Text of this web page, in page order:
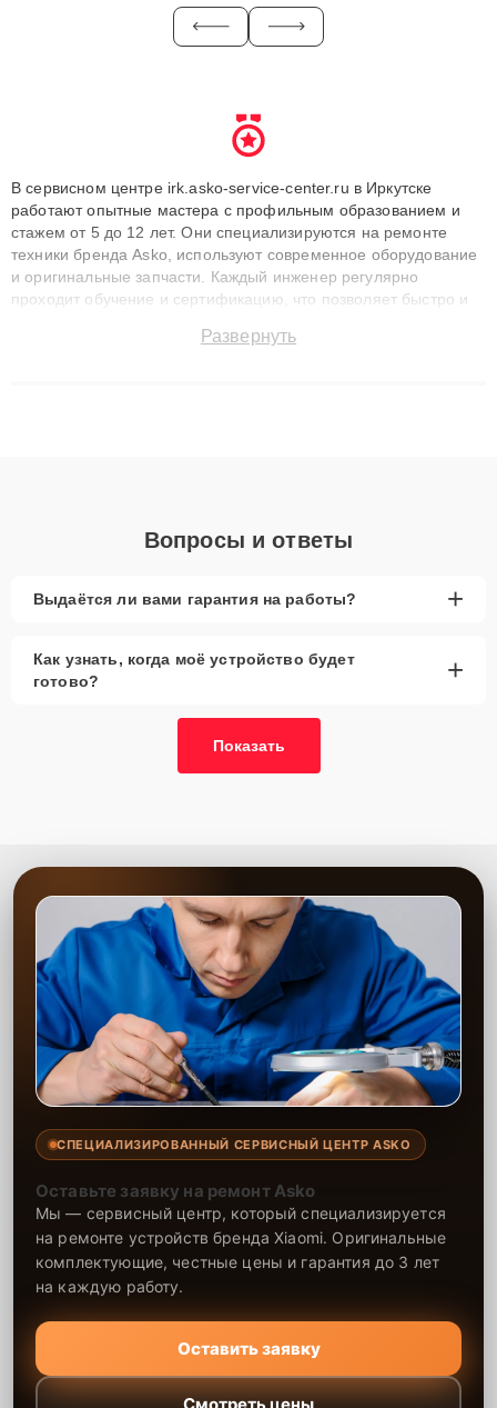
В сервисном центре irk.asko-service-center.ru в Иркутске
работают опытные мастера с профильным образованием и
стажем от 5 до 12 лет. Они специализируются на ремонте
техники бренда Asko, используют современное оборудование
и оригинальные запчасти. Каждый инженер регулярно
проходит обучение и сертификацию, что позволяет быстро и
сохранением гарантии до 3 лет. Наши мастера решают
Развернуть
Вопросы и ответы
Выдаётся ли вами гарантия на работы? +
Как узнать, когда моё устройство будет
готово?
+
Показать
СПЕЦИАЛИЗИРОВАННЫЙ СЕРВИСНЫЙ ЦЕНТР ASKO
Оставьте заявку на ремонт Asko
Мы — сервисный центр, который специализируется
на ремонте устройств бренда Xiaomi. Оригинальные
комплектующие, честные цены и гарантия до 3 лет
на каждую работу.
Оставить заявку